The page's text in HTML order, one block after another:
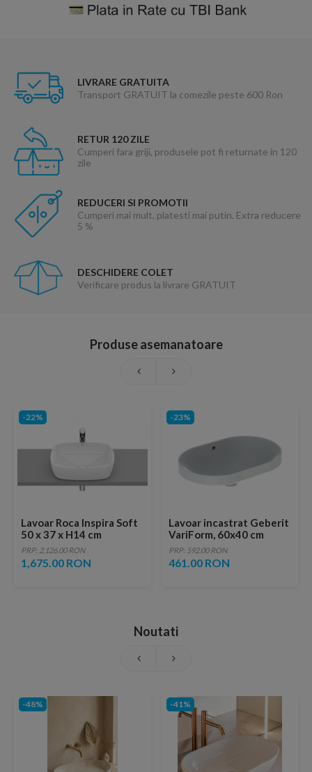
LIVRARE GRATUITA
Transport GRATUIT la comezile peste 600 Ron
RETUR 120 ZILE
Cumperi fara griji, produsele pot fi returnate in 120
zile
REDUCERI SI PROMOTII
Cumperi mai mult, platesti mai putin. Extra reducere
5 %
DESCHIDERE COLET
Verificare produs la livrare GRATUIT
Produse asemanatoare
-22%
Lavoar Roca Inspira Soft
50 x 37 x H14 cm
PRP: 2,126.00 RON
1,675.00 RON
-23%
Lavoar incastrat Geberit
VariForm, 60x40 cm
PRP: 592.00 RON
461.00 RON
Noutati
-48% -41%